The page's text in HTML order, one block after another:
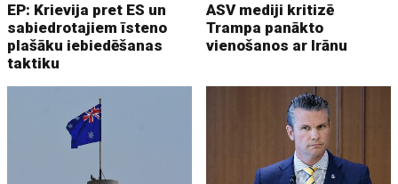
EP: Krievija pret ES un
sabiedrotajiem īsteno
plašāku iebiedēšanas
taktiku
ASV mediji kritizē
Trampa panākto
vienošanos ar Irānu